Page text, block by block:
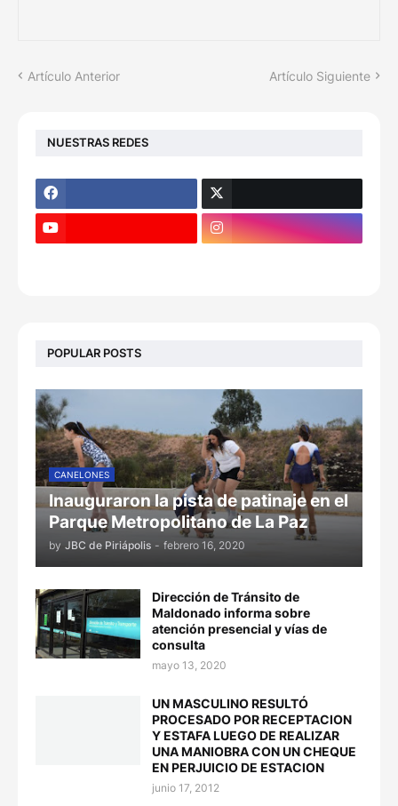
Artículo Anterior Artículo Siguiente
NUESTRAS REDES
POPULAR POSTS
CANELONES
Inauguraron la pista de patinaje en el
Parque Metropolitano de La Paz
by JBC de Piriápolis - febrero 16, 2020
Dirección de Tránsito de
Maldonado informa sobre
atención presencial y vías de
consulta
mayo 13, 2020
UN MASCULINO RESULTÓ
PROCESADO POR RECEPTACION
Y ESTAFA LUEGO DE REALIZAR
UNA MANIOBRA CON UN CHEQUE
EN PERJUICIO DE ESTACION
junio 17, 2012